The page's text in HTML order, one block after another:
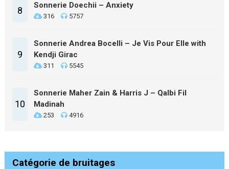
8 Sonnerie Doechii – Anxiety
316 5757
9
Sonnerie Andrea Bocelli – Je Vis Pour Elle with
Kendji Girac
311 5545
10
Sonnerie Maher Zain & Harris J – Qalbi Fil
Madinah
253 4916
Catégorie de bruitages